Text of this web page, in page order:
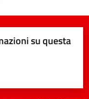
su questa